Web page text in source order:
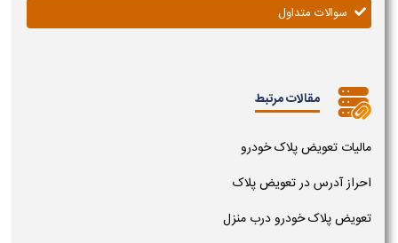
سوالات متداول
مقالات مرتبط
مالیات تعویض پلاک خودرو
احراز آدرس در تعویض پلاک
تعویض پلاک خودرو درب منزل